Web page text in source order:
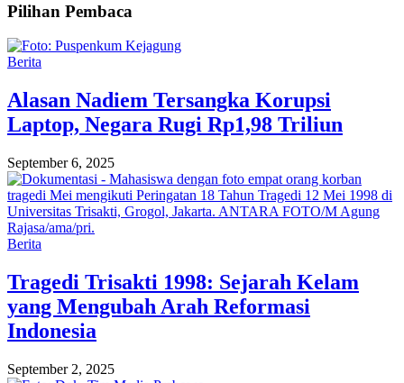
Pilihan Pembaca
Berita
Alasan Nadiem Tersangka Korupsi
Laptop, Negara Rugi Rp1,98 Triliun
September 6, 2025
Berita
Tragedi Trisakti 1998: Sejarah Kelam
yang Mengubah Arah Reformasi
Indonesia
September 2, 2025